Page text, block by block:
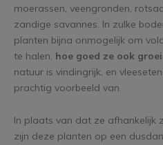
moerassen, veengronden,
zandige savannes. In zulke
planten bijna onmogelijk om
te halen, hoe goed ze ook
natuur is vindingrijk, en
prachtig voorbeeld van.
In plaats van dat ze afhankelijk
zijn deze planten op een